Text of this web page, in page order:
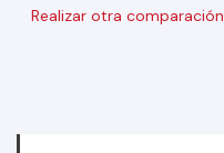
Realizar otra comparación